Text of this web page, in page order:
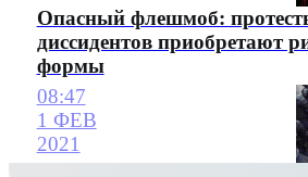
Опасный флешмоб:
диссидентов приобретают
формы
08:47
1 ФЕВ
2021